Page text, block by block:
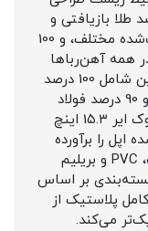
با استفاده از 100 درصد طلا بازیافتی و
جوشکاری قلع بازیافتی در برد‌های چاپ‌شده مختلف، و 100
همه آهن‌رباها
ساخته شده است. مک‌بوک ایر همچنین شامل 100 درصد
کبالت بازیافتی در پورت MagSafe و 90 درصد فولاد
بازیافتی در سینی باتری است. مک‌بوک ایر 1۵.۳ اینچ
اپل را برآورده
می‌کند، در این مک بوک ها از جیوه، PVC و بریلیم
بیش از 99 درصد بسته‌بندی بر اساس
پلاستیک از